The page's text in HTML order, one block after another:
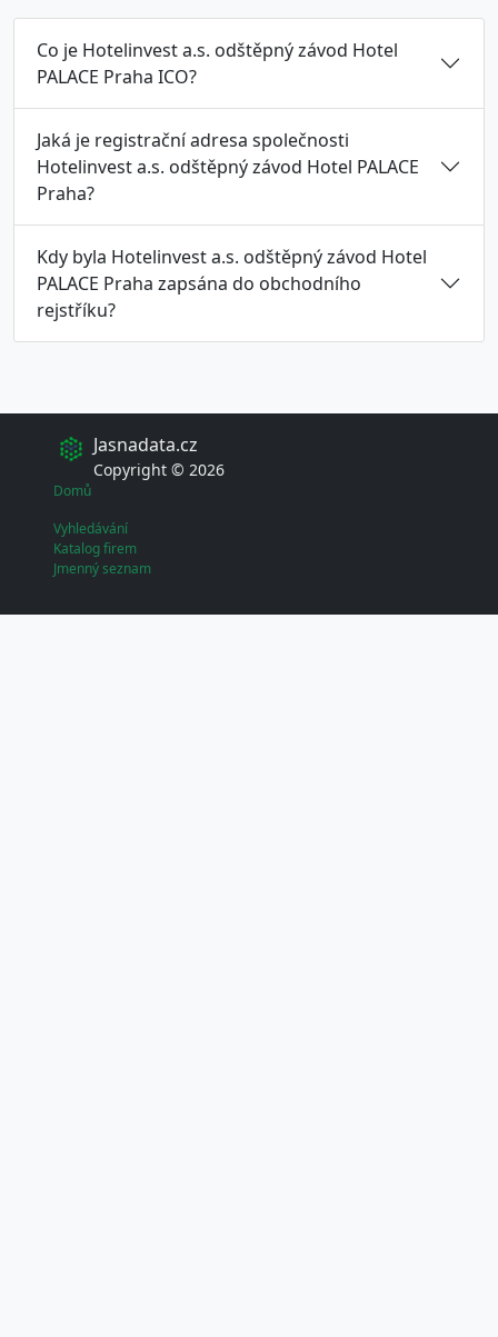
Co je Hotelinvest a.s. odštěpný závod Hotel
PALACE Praha ICO?
Jaká je registrační adresa společnosti
Hotelinvest a.s. odštěpný závod Hotel PALACE
Praha?
Kdy byla Hotelinvest a.s. odštěpný závod Hotel
PALACE Praha zapsána do obchodního
rejstříku?
Jasnadata.cz
Copyright © 2026
Domů
Vyhledávání
Katalog firem
Jmenný seznam